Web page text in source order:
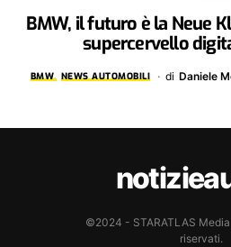
BMW, il futuro è la Neue
supercervello
BMW NEWS AUTOMOBILI di Daniele
©2024 - STARATLAS
riservati.